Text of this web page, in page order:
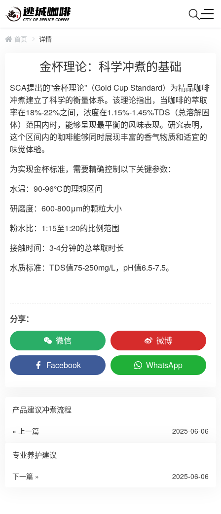
首页 详情
金杯理论：科学冲煮的基础
SCA提出的”金杯理论”（Gold Cup Standard）为精品咖啡
冲煮建立了科学的衡量体系。该理论指出，当咖啡的萃取
率在18%-22%之间，浓度在1.15%-1.45%TDS（总溶解固
体）范围内时，能够呈现最平衡的风味表现。研究表明，
这个区间内的咖啡能够同时展现丰富的香气物质和适宜的
味觉体验。
为实现金杯标准，需要精确控制以下关键参数：
水温：90-96℃的理想区间
研磨度：600-800μm的颗粒大小
粉水比：1:15至1:20的比例范围
接触时间：3-4分钟的总萃取时长
水质标准：TDS值75-250mg/L，pH值6.5-7.5。
分享：
微信
微博
Facebook WhatsApp
产品建议冲煮流程
« 上一篇 2025-06-06
专业养护建议
下一篇 » 2025-06-06